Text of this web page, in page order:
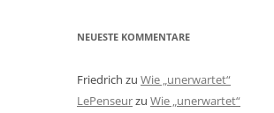
NEUESTE KOMMENTARE
Friedrich zu Wie „unerwartet“
LePenseurzu Wie „unerwartet“